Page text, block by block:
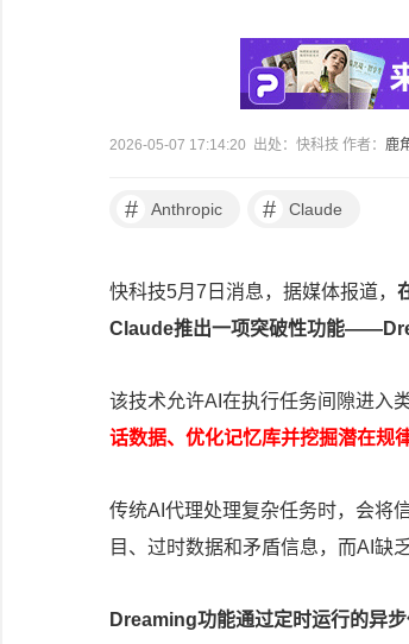
2026-05-07 17:14:20 出处：快科技 作者： 鹿
# Anthropic # Claude
快科技5月7日消息，据媒体报道，
Claude推出一项突破性功能
该技术允许AI在执行任务间隙进入
话数据、优化记忆库并挖掘潜在规
传统AI代理处理复杂任务时，会将
目、过时数据和矛盾信息，而AI缺
Dreaming功能通过定时运行的异